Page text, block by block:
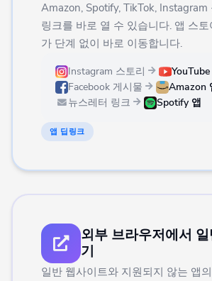
Amazon, Spotify, TikTok, Instagram
링크를 바로 열 수 있습니다. 앱 스
가 단계 없이 바로 이동합니다.
Instagram 스토리
Facebook 게시물
Amazon
뉴스레터 링크
Spotify 앱
앱 딥링크
외부 브라우저에서
기
일반 웹사이트와 지원되지 않는 앱